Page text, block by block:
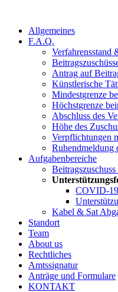
Allgemeines
F.A.Q.
Verfahrensstand
Antrag auf
Künstlerische
Mindestgrenze
Höchstgrenze
Abschluss des
Höhe des
Verpflichtungen
Ruhendmeldung
Aufgabenbereiche
COVID-
Kabel & Sat
Standort
Team
About us
Rechtliches
Amtssignatur
Anträge und Formulare
KONTAKT